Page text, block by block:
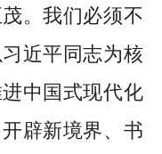
。我们必须不
近平同志为核
中国式现代化
辟新境界、书